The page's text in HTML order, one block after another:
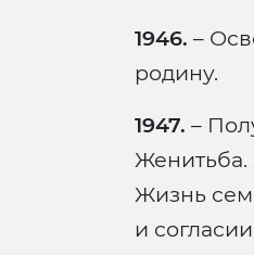
1946. –
родину.
1947. –
Женитьба.
Жизнь
и